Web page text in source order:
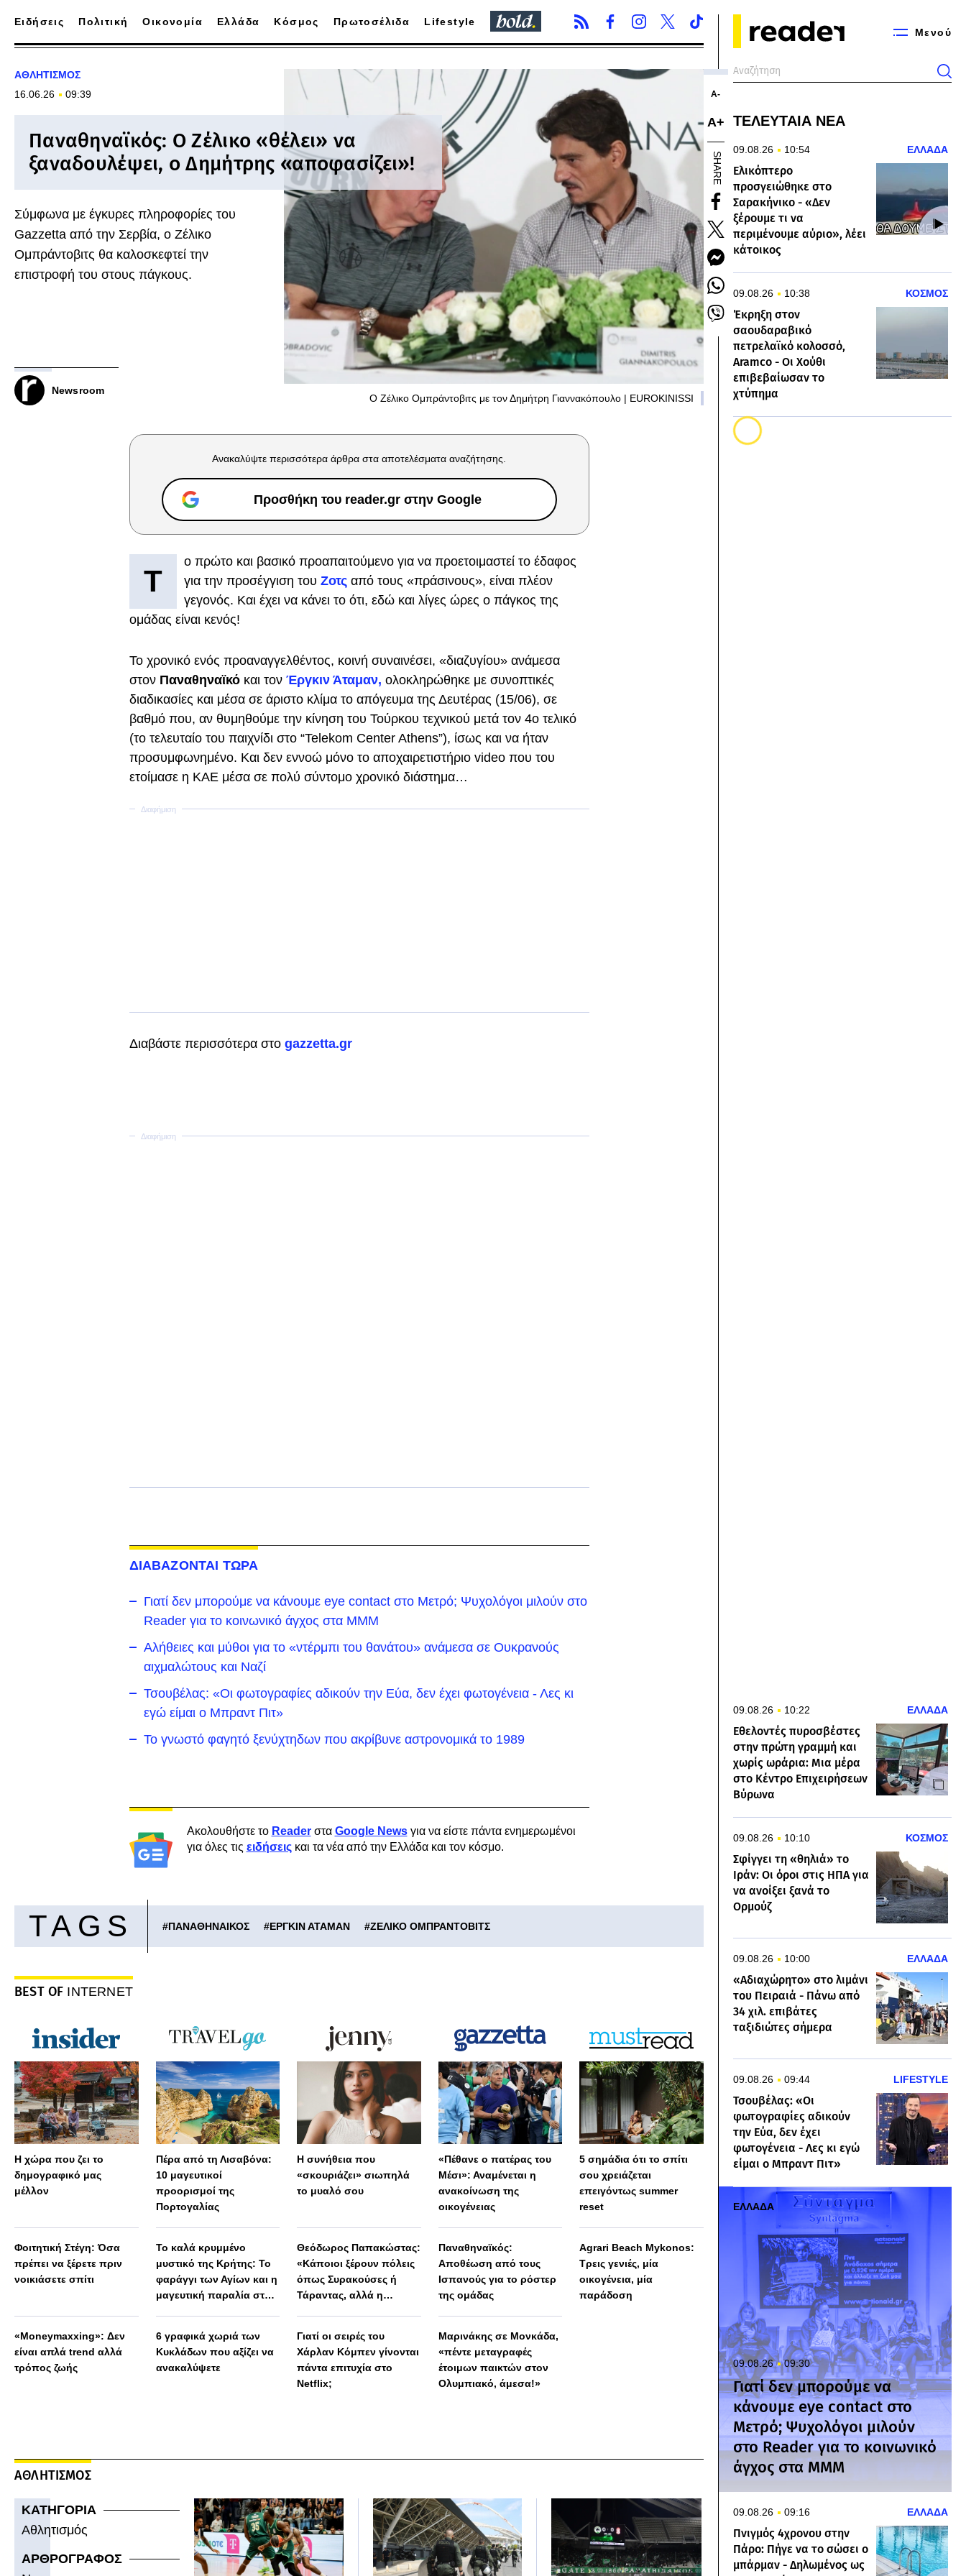
Μενού
Ειδήσεις Πολιτική Οικονομία Ελλάδα Κόσμος Πρωτοσέλιδα Lifestyle
ΑΘΛΗΤΙΣΜΟΣ
16.06.26
09:39
Παναθηναϊκός: Ο Ζέλικο «θέλει» να
ξαναδουλέψει, ο Δημήτρης «αποφασίζει»!
Σύμφωνα με έγκυρες πληροφoρίες του
Gazzetta από την Σερβία, ο Ζέλικο
Ομπράντοβιτς θα καλοσκεφτεί την
επιστροφή του στους πάγκους.
Newsroom
O Ζέλικο Ομπράντοβιτς με τον Δημήτρη Γιαννακόπουλο | EUROKINISSI
Α-
Α+
SHARE
Ανακαλύψτε περισσότερα άρθρα στα αποτελέσματα αναζήτησης.
Προσθήκη του reader.gr στην Google
Τ
ο πρώτο και βασικό προαπαιτούμενο για να προετοιμαστεί το έδαφος
για την προσέγγιση του Ζοτς από τους «πράσινους», είναι πλέον
γεγονός. Και έχει να κάνει το ότι, εδώ και λίγες ώρες ο πάγκος της
ομάδας είναι κενός!
Το χρονικό ενός προαναγγελθέντος, κοινή συναινέσει, «διαζυγίου» ανάμεσα
στον Παναθηναϊκό και τονΈργκιν Άταμαν, ολοκληρώθηκε με συνοπτικές
διαδικασίες και μέσα σε άριστο κλίμα το απόγευμα της Δευτέρας (15/06), σε
βαθμό που, αν θυμηθούμε την κίνηση του Τούρκου τεχνικού μετά τον 4ο τελικό
(το τελευταίο του παιχνίδι στο “Telekom Center Athens”), ίσως και να ήταν
προσυμφωνημένο. Και δεν εννοώ μόνο το αποχαιρετιστήριο video που του
ετοίμασε η ΚΑΕ μέσα σε πολύ σύντομο χρονικό διάστημα…
Διαβάστε περισσότερα στοgazzetta.gr
ΔΙΑΒΑΖΟΝΤΑΙ ΤΩΡΑ
Γιατί δεν μπορούμε να κάνουμε eye contact στο Μετρό; Ψυχολόγοι μιλούν στο
Reader για το κοινωνικό άγχος στα ΜΜΜ
Αλήθειες και μύθοι για το «ντέρμπι του θανάτου» ανάμεσα σε Ουκρανούς
αιχμαλώτους και Ναζί
Τσουβέλας: «Οι φωτογραφίες αδικούν την Εύα, δεν έχει φωτογένεια - Λες κι
εγώ είμαι ο Μπραντ Πιτ»
Το γνωστό φαγητό ξενύχτηδων που ακρίβυνε αστρονομικά το 1989
Ακολουθήστε το Readerστα Google Newsγια να είστε πάντα ενημερωμένοι
για όλες τις ειδήσειςκαι τα νέα από την Ελλάδα και τον κόσμο.
TAGS #ΠΑΝΑΘΗΝΑΙΚΟΣ #ΕΡΓΚΙΝ ΑΤΑΜΑΝ #ΖΕΛΙΚΟ ΟΜΠΡΑΝΤΟΒΙΤΣ
BEST OF INTERNET
Η χώρα που ζει το
δημογραφικό μας
μέλλον
Φοιτητική Στέγη: Όσα
πρέπει να ξέρετε πριν
νοικιάσετε σπίτι
«Moneymaxxing»: Δεν
είναι απλά trend αλλά
τρόπος ζωής
Πέρα από τη Λισαβόνα:
10 μαγευτικοί
προορισμοί της
Πορτογαλίας
Το καλά κρυμμένο
μυστικό της Κρήτης: Το
φαράγγι των Αγίων και η
μαγευτική παραλία στο
6 γραφικά χωριά των
Κυκλάδων που αξίζει να
ανακαλύψετε
Η συνήθεια που
«σκουριάζει» σιωπηλά
το μυαλό σου
Θεόδωρος Παπακώστας:
«Κάποιοι ξέρουν πόλεις
όπως Συρακούσες ή
Τάραντας, αλλά η
Γιατί οι σειρές του
Χάρλαν Κόμπεν γίνονται
πάντα επιτυχία στο
Netflix;
«Πέθανε ο πατέρας του
Μέσι»: Αναμένεται η
ανακοίνωση της
οικογένειας
Παναθηναϊκός:
Αποθέωση από τους
Ισπανούς για το ρόστερ
της ομάδας
Μαρινάκης σε Μονκάδα,
«πέντε μεταγραφές
έτοιμων παικτών στον
Ολυμπιακό, άμεσα!»
5 σημάδια ότι το σπίτι
σου χρειάζεται
επειγόντως summer
reset
Agrari Beach Mykonos:
Τρεις γενιές, μία
οικογένεια, μία
παράδοση
ΑΘΛΗΤΙΣΜΟΣ
ΚΑΤΗΓΟΡΙΑ
Αθλητισμός
ΑΡΘΡΟΓΡΑΦΟΣ
ΤΕΛΕΥΤΑΙΑ ΝΕΑ
09.08.26 10:54 ΕΛΛΑΔΑ
Ελικόπτερο
προσγειώθηκε στο
Σαρακήνικο - «Δεν
ξέρουμε τι να
περιμένουμε αύριο», λέει
κάτοικος
09.08.26 10:38 ΚΟΣΜΟΣ
Έκρηξη στον
σαουδαραβικό
πετρελαϊκό κολοσσό,
Aramco - Οι Χούθι
επιβεβαίωσαν το
χτύπημα
09.08.26 10:22 ΕΛΛΑΔΑ
Εθελοντές πυροσβέστες
στην πρώτη γραμμή και
χωρίς ωράρια: Μια μέρα
στο Κέντρο Επιχειρήσεων
Βύρωνα
09.08.26 10:10 ΚΟΣΜΟΣ
Σφίγγει τη «θηλιά» το
Ιράν: Οι όροι στις ΗΠΑ για
να ανοίξει ξανά τo
Ορμούζ
09.08.26 10:00 ΕΛΛΑΔΑ
«Αδιαχώρητο» στο λιμάνι
του Πειραιά - Πάνω από
34 χιλ. επιβάτες
ταξιδιώτες σήμερα
09.08.26 09:44 LIFESTYLE
Τσουβέλας: «Οι
φωτογραφίες αδικούν
την Εύα, δεν έχει
φωτογένεια - Λες κι εγώ
είμαι ο Μπραντ Πιτ»
ΕΛΛΑΔΑ
09.08.26 09:30
Γιατί δεν μπορούμε να
κάνουμε eye contact στο
Μετρό; Ψυχολόγοι μιλούν
στο Reader για το κοινωνικό
άγχος στα ΜΜΜ
09.08.26 09:16 ΕΛΛΑΔΑ
Πνιγμός 4χρονου στην
Πάρο: Πήγε να το σώσει ο
μπάρμαν - Δηλωμένος ως